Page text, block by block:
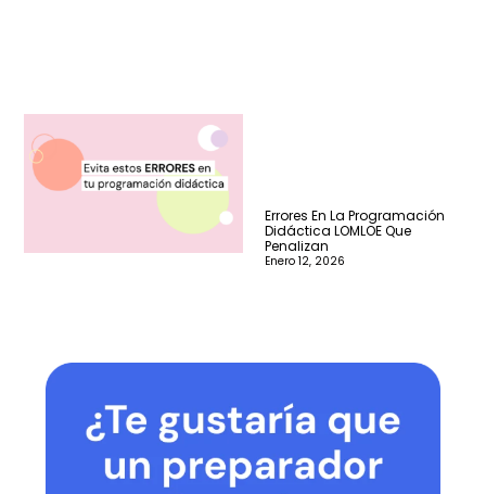
Errores En La Programación
Didáctica LOMLOE Que
Penalizan
Enero 12, 2026